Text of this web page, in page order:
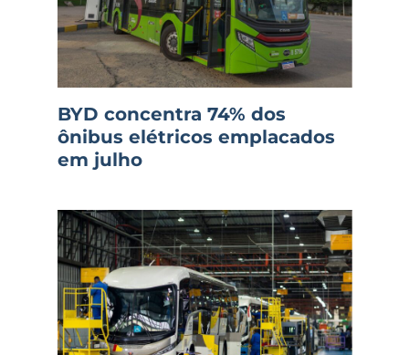
BYD concentra 74% dos
ônibus elétricos emplacados
em julho